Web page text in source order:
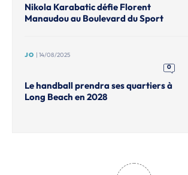
Nikola Karabatic défie Florent
Manaudou au Boulevard du Sport
JO | 14/08/2025
0
Le handball prendra ses quartiers à
Long Beach en 2028